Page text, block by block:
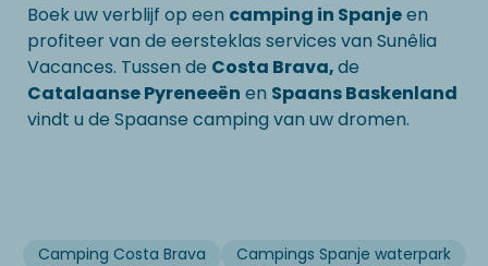
Boek uw verblijf op een camping in Spanjeen
profiteer van de eersteklas services van Sunêlia
Vacances. Tussen de Costa Brava,de
Catalaanse Pyreneeën en Spaans Baskenland
vindt u de Spaanse camping van uw dromen.
Camping Costa Brava
Campings Spanje waterpark